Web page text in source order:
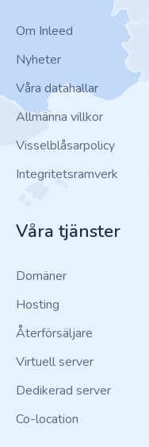
Om Inleed
Nyheter
Våra datahallar
Allmänna villkor
Visselblåsarpolicy
Integritetsramverk
Våra tjänster
Domäner
Hosting
Återförsäljare
Virtuell server
Dedikerad server
Co-location